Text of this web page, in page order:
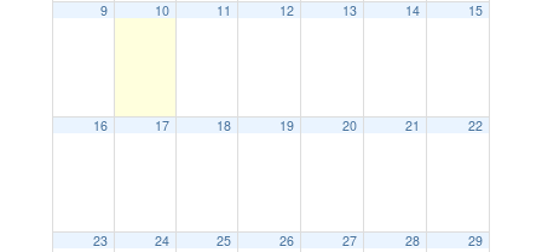
9 10 11 12 13 14 15
16 17 18 19 20 21 22
23 24 25 26 27 28 29